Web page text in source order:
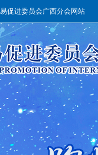
促进委员会广西分会网站